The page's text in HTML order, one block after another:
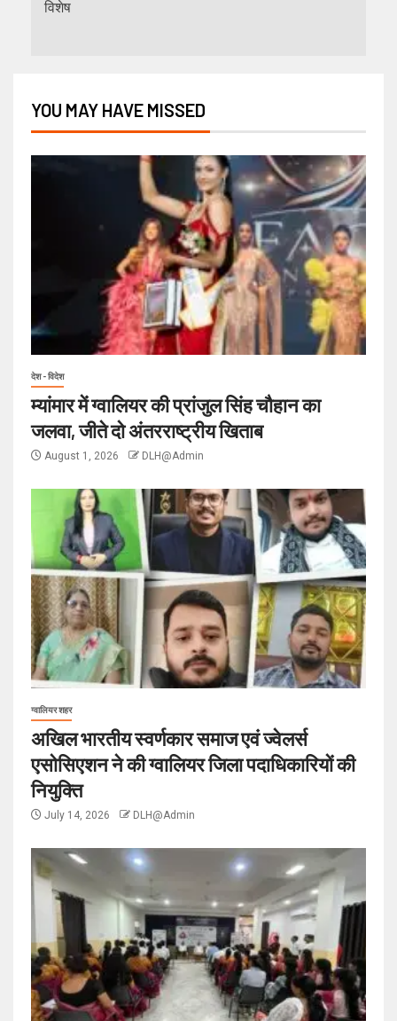
विशेष
YOU MAY HAVE MISSED
देश - विदेश
म्यांमार में ग्वालियर की प्रांजुल सिंह चौहान का
जलवा, जीते दो अंतरराष्ट्रीय खिताब
August 1, 2026 DLH@Admin
ग्वालियर शहर
अखिल भारतीय स्वर्णकार समाज एवं ज्वेलर्स
एसोसिएशन ने की ग्वालियर जिला पदाधिकारियों की
नियुक्ति
July 14, 2026 DLH@Admin